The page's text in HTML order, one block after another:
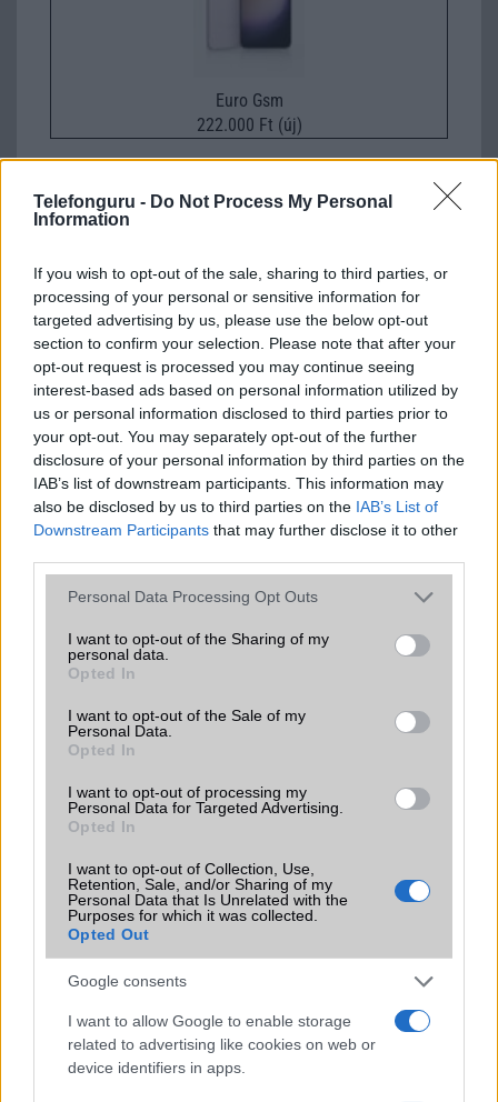
Telefonguru - Do Not Process My Personal
Information
If you wish to opt-out of the sale, sharing to third parties, or
processing of your personal or sensitive information for
targeted advertising by us, please use the below opt-out
section to confirm your selection. Please note that after your
opt-out request is processed you may continue seeing
interest-based ads based on personal information utilized by
us or personal information disclosed to third parties prior to
your opt-out. You may separately opt-out of the further
disclosure of your personal information by third parties on the
IAB’s list of downstream participants. This information may
also be disclosed by us to third parties on the IAB’s List of
Downstream Participants that may further disclose it to other
Please note that this website/app uses one or more Google
not limited to your visit or usage behaviour. You may click to
grant or deny consent to Google and its third-party tags to
use your data for below specified purposes in below Google
consent section.
Personal Data Processing Opt Outs
I want to opt-out of the Sharing of my
personal data.
Opted In
I want to opt-out of the Sale of my
Personal Data.
Opted In
I want to opt-out of processing my
Personal Data for Targeted Advertising.
Opted In
I want to opt-out of Collection, Use,
Retention, Sale, and/or Sharing of my
Personal Data that Is Unrelated with the
Purposes for which it was collected.
Opted Out
Google consents
I want to allow Google to enable storage
related to advertising like cookies on web or
device identifiers in apps.
Euro Gsm
222.000 Ft (új)
Euro Gsm
267.000 Ft (új)
Samsung Galaxy S25 Ultra
245.000 Ft (használt)
készülék kimarad a One UI 9
frissítésből – itt a lista az érintett
modellekről
2026.06.30| Phone Arena
A One UI 9 érkezése új mesterséges intelligencia-
funkciókat és továbbfejlesztett kezelőfelületet hoz,
azonban több korábbi csúcskategóriás és középkategóriás
Galaxy készülék számára ez lesz az út vége.
iPhone 18 bemutató dátum - ekkor